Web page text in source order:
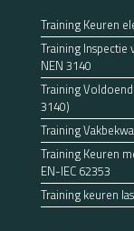
Training Keuren
Training Inspectie
NEN 3140
Training
3140)
Training
Training Keuren
EN-IEC 62353
Training keuren